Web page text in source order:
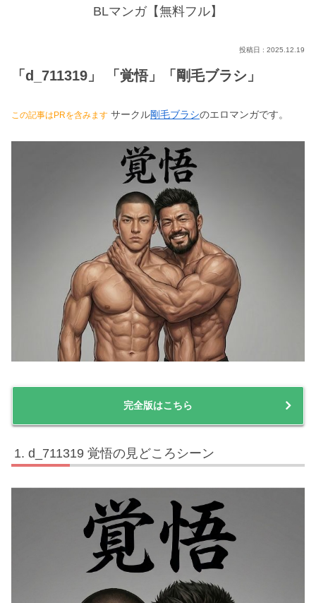
BLマンガ【無料フル】
2025.12.19
「d_711319」 「覚悟」「剛毛ブラシ」
この記事はPRを含みます サークル剛毛ブラシのエロマンガです。
完全版はこちら
d_711319 覚悟の見どころシーン